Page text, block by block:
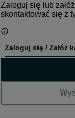
Zaloguj się lub
skontaktować się z
Zaloguj się / Załóż